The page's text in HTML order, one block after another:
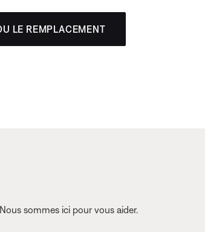
LE REMPLACEMENT
sommes ici pour vous aider.